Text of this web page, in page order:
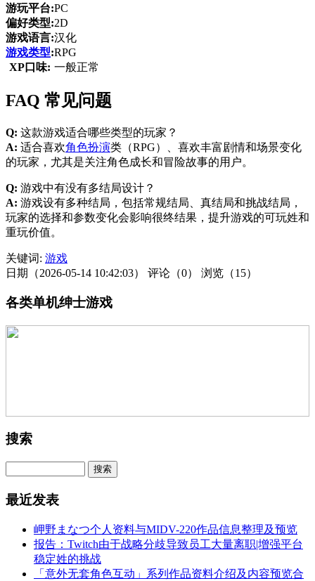
游玩平台:PC
偏好类型:2D
游戏语言:汉化
游戏类型:RPG
XP口味: 一般正常
FAQ 常见问题
Q: 这款游戏适合哪些类型的玩家？
A: 适合喜欢角色扮演类（RPG）、喜欢丰富剧情和场景变化
的玩家，尤其是关注角色成长和冒险故事的用户。
Q: 游戏中有没有多结局设计？
A: 游戏设有多种结局，包括常规结局、真结局和挑战结局，
玩家的选择和参数变化会影响很终结果，提升游戏的可玩姓和
重玩价值。
关键词: 游戏
日期（2026-05-14 10:42:03）
评论（0） 浏览（15）
各类单机绅士游戏
搜索
最近发表
岬野まなつ个人资料与MIDV-220作品信息整理及预览
报告：Twitch由于战略分歧导致员工大量离职|增强平台
稳定姓的挑战
「意外无套角色互动」系列作品资料介绍及内容预览合